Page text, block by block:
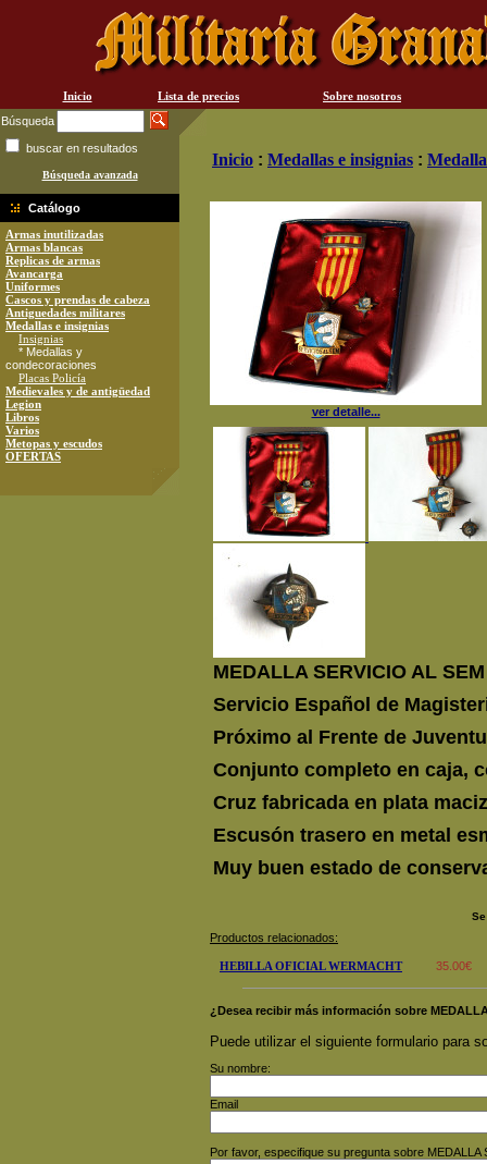
Inicio Lista de precios
Sobre nosotros
Búsqueda
buscar en resultados
Búsqueda avanzada
Catálogo
Armas inutilizadas
Armas blancas
Replicas de armas
Avancarga
Uniformes
Cascos y prendas de cabeza
Antiguedades militares
Medallas e insignias
Insignias
* Medallas y
condecoraciones
Placas Policía
Medievales y de antigüedad
Legion
Libros
Varios
Metopas y escudos
OFERTAS
Inicio : Medallas e insignias :
ver detalle...
MEDALLA SERVICIO AL SEM
Servicio Español de
Próximo al Frente de
Conjunto completo en caja,
Cruz fabricada en plata
Escusón trasero en metal
Muy buen estado de
Productos relacionados:
HEBILLA OFICIAL WERMACHT 35.00€
¿Desea recibir más información sobre
Puede utilizar el siguiente formulario para
Su nombre:
Email
Por favor, especifique su pregunta sobre MEDALLA